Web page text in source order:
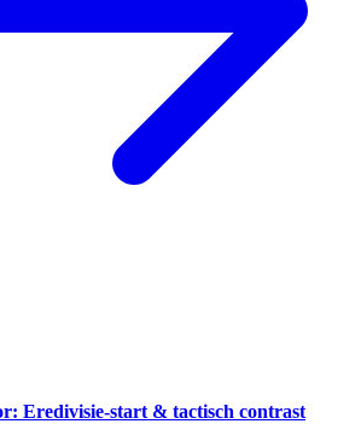
Eredivisie-start & tactisch contrast